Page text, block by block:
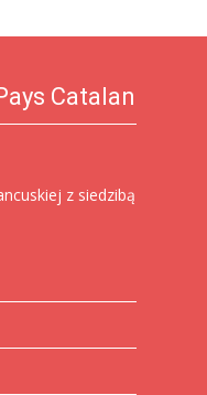
Catalan
z siedzibą